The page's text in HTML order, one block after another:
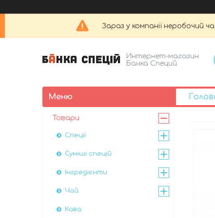
Зараз у компанії неробочий
Интернет-магазин
Банка Специй
Товари
Спеції
Суміші спецій
Інгредієнти
Чай
Кава